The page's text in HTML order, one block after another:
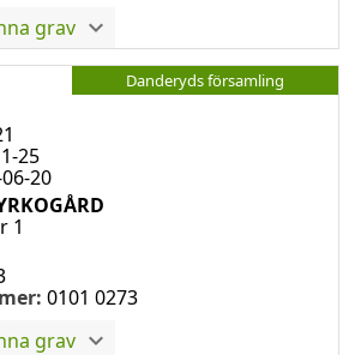
grav
Danderyds församling
25
20
1
0101 0273
grav